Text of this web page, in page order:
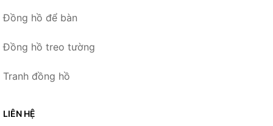
Đồng hồ để bàn
Đồng hồ treo tường
Tranh đồng hồ
LIÊN HỆ